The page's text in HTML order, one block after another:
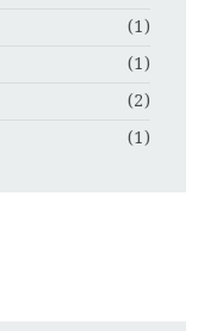
(1)
(1)
(2)
(1)